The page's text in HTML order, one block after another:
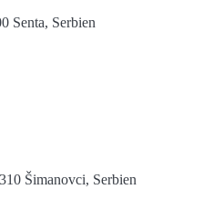
Senta, Serbien
Šimanovci, Serbien